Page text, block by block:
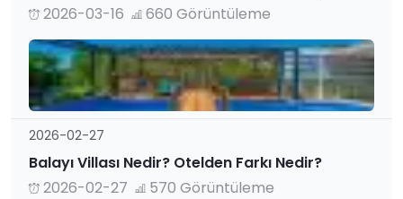
2026-03-16
660 Görüntüleme
2026-02-27
Balayı Villası Nedir? Otelden Farkı Nedir?
2026-02-27
570 Görüntüleme